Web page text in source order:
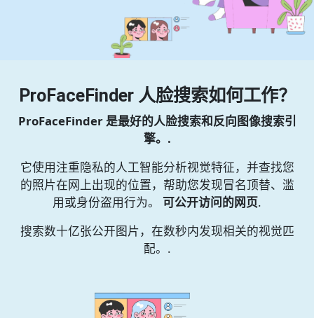
ProFaceFinder 人脸搜索如何工作？
ProFaceFinder 是最好的人脸搜索和反向图像搜索引
擎。.
它使用注重隐私的人工智能分析视觉特征，并查找您
的照片在网上出现的位置，帮助您发现冒名顶替、滥
用或身份盗用行为。 可公开访问的网页.
搜索数十亿张公开图片，在数秒内发现相关的视觉匹
配。.